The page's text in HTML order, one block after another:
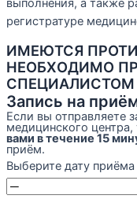
выполнения, а также
регистратуре
ИМЕЮТСЯ
НЕОБХОДИМО
СПЕЦИАЛИСТОМ
Запись на
Если вы отправляете
медицинского
вами в течение 15
приём.
Выберите дату